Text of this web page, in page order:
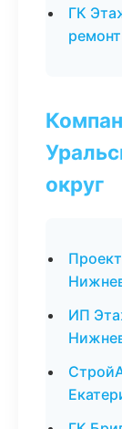
ГК
округ
ИП